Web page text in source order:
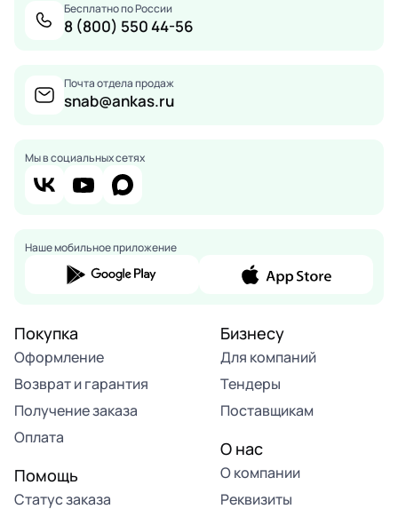
Бесплатно по России
8 (800) 550 44-56
Почта отдела продаж
snab@ankas.ru
Мы в социальных сетях
Наше мобильное приложение
Покупка
Оформление
Возврат и гарантия
Получение заказа
Оплата
Помощь
Статус заказа
Бизнесу
Для компаний
Тендеры
Поставщикам
О нас
О компании
Реквизиты